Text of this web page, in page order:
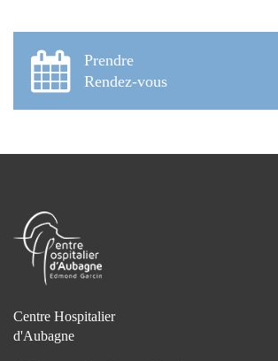
Prendre
Rendez-vous
Centre Hospitalier
d'Aubagne